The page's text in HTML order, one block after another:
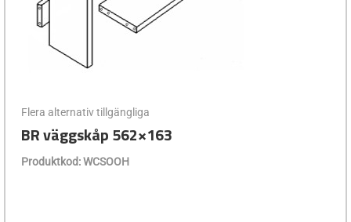
Flera alternativ tillgängliga
BR väggskåp 562×163
Produktkod: WCSOOH